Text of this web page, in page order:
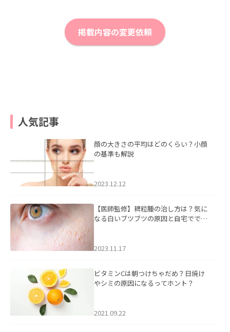
掲載内容の変更依頼
人気記事
顔の大きさの平均はどのくらい？小顔
の基準も解説
2023.12.12
【医師監修】稗粒腫の治し方は？気に
なる白いブツブツの原因と自宅ででき
2023.11.17
ビタミンCは朝つけちゃだめ？日焼け
やシミの原因になるってホント？
2021.09.22